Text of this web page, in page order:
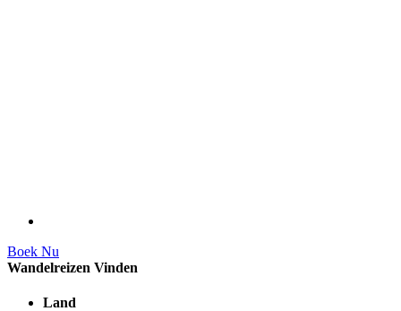
Boek Nu
Wandelreizen Vinden
Land